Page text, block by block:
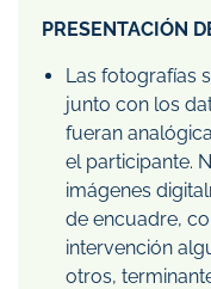
PRESENTACIÓN
Las fotografías
junto con los
fueran
el participante.
imágenes
de encuadre,
intervención
otros,